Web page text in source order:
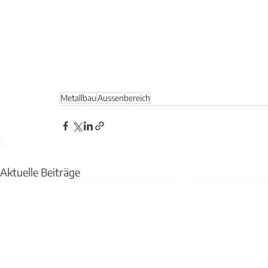
MetallbauAussenbereich
Aktuelle Beiträge